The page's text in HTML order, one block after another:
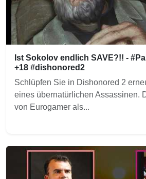
Ist Sokolov endlich SAVE?!! -
+18 #dishonored2
Schlüpfen Sie in Dishonored 2
eines übernatürlichen Assassinen.
von Eurogamer als...